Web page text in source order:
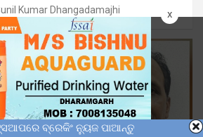
x
Kumar Dhangadamajhi
ବ୍ରେକିଂ ନ୍ୟୁଜ ପାଆନ୍ତୁ